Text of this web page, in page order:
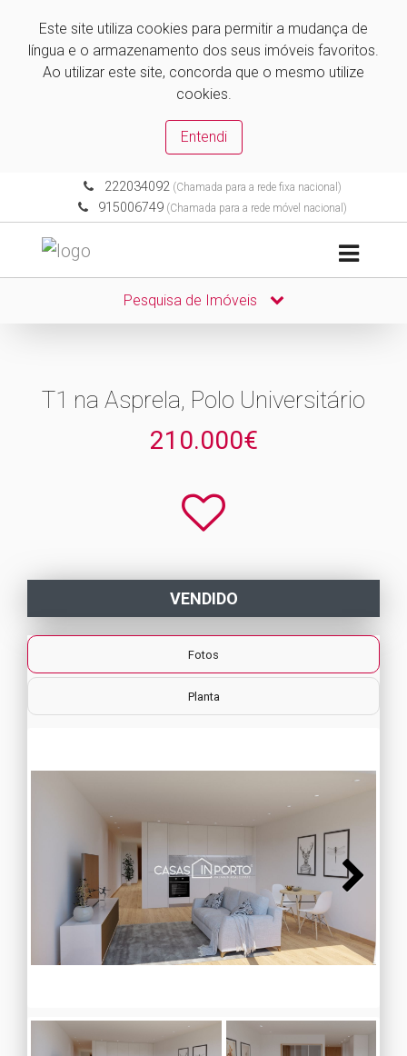
Este site utiliza cookies para permitir a mudança de
língua e o armazenamento dos seus imóveis favoritos.
Ao utilizar este site, concorda que o mesmo utilize
cookies.
Entendi
222034092(Chamada para a rede fixa nacional)
915006749 (Chamada para a rede móvel nacional)
Pesquisa de Imóveis
T1 na Asprela, Polo Universitário
210.000€
VENDIDO
Fotos
Planta